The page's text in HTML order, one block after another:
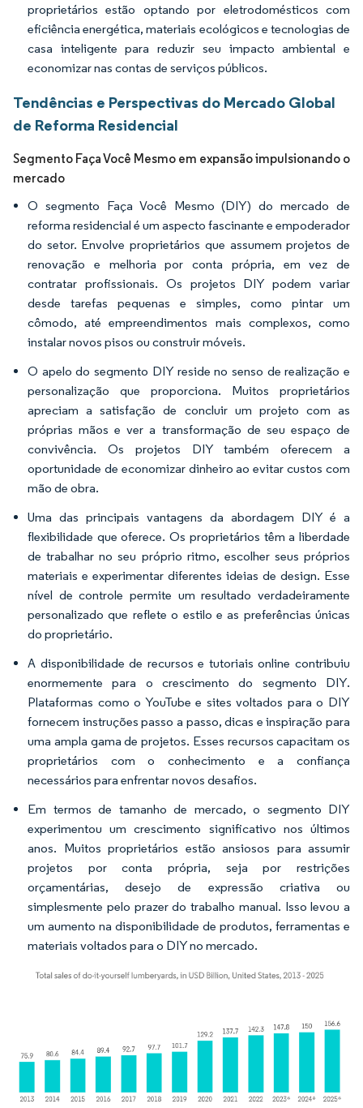
proprietários estão optando por eletrodomésticos com
eficiência energética, materiais ecológicos e tecnologias de
casa inteligente para reduzir seu impacto ambiental e
economizar nas contas de serviços públicos.
Tendências e Perspectivas do Mercado Global
de Reforma Residencial
Segmento Faça Você Mesmo em expansão impulsionando o
mercado
O segmento Faça Você Mesmo (DIY) do mercado de
reforma residencial é um aspecto fascinante e empoderador
do setor. Envolve proprietários que assumem projetos de
renovação e melhoria por conta própria, em vez de
contratar profissionais. Os projetos DIY podem variar
desde tarefas pequenas e simples, como pintar um
cômodo, até empreendimentos mais complexos, como
instalar novos pisos ou construir móveis.
O apelo do segmento DIY reside no senso de realização e
personalização que proporciona. Muitos proprietários
apreciam a satisfação de concluir um projeto com as
próprias mãos e ver a transformação de seu espaço de
convivência. Os projetos DIY também oferecem a
oportunidade de economizar dinheiro ao evitar custos com
mão de obra.
Uma das principais vantagens da abordagem DIY é a
flexibilidade que oferece. Os proprietários têm a liberdade
de trabalhar no seu próprio ritmo, escolher seus próprios
materiais e experimentar diferentes ideias de design. Esse
nível de controle permite um resultado verdadeiramente
personalizado que reflete o estilo e as preferências únicas
do proprietário.
A disponibilidade de recursos e tutoriais online contribuiu
enormemente para o crescimento do segmento DIY.
Plataformas como o YouTube e sites voltados para o DIY
fornecem instruções passo a passo, dicas e inspiração para
uma ampla gama de projetos. Esses recursos capacitam os
proprietários com o conhecimento e a confiança
necessários para enfrentar novos desafios.
Em termos de tamanho de mercado, o segmento DIY
experimentou um crescimento significativo nos últimos
anos. Muitos proprietários estão ansiosos para assumir
projetos por conta própria, seja por restrições
orçamentárias, desejo de expressão criativa ou
simplesmente pelo prazer do trabalho manual. Isso levou a
um aumento na disponibilidade de produtos, ferramentas e
materiais voltados para o DIY no mercado.